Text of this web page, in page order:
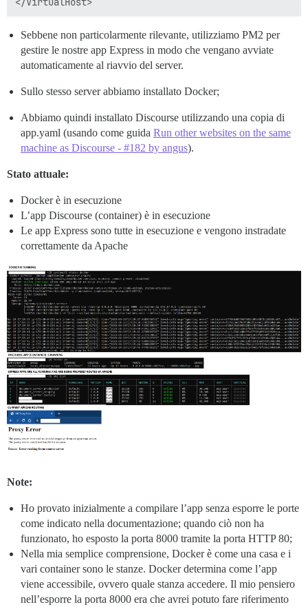
Sebbene non particolarmente rilevante, utilizziamo PM2 per
gestire le nostre app Express in modo che vengano avviate
automaticamente al riavvio del server.
Sullo stesso server abbiamo installato Docker;
Abbiamo quindi installato Discourse utilizzando una copia di
app.yaml (usando come guida Run other websites on the same
machine as Discourse - #182 by angus).
Stato attuale:
Docker è in esecuzione
L’app Discourse (container) è in esecuzione
Le app Express sono tutte in esecuzione e vengono instradate
correttamente da Apache
Note:
Ho provato inizialmente a compilare l’app senza esporre le porte
come indicato nella documentazione; quando ciò non ha
funzionato, ho esposto la porta 8000 tramite la porta HTTP 80;
Nella mia semplice comprensione, Docker è come una casa e i
vari container sono le stanze. Docker determina come l’app
viene accessibile, ovvero quale stanza accedere. Il mio pensiero
nell’esporre la porta 8000 era che avrei potuto fare riferimento